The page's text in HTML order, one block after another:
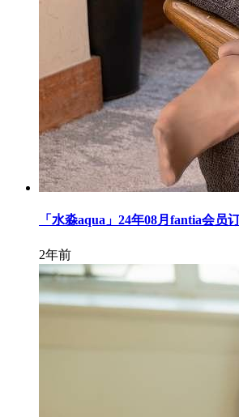
「水淼aqua」24年08月fantia会员
2年前